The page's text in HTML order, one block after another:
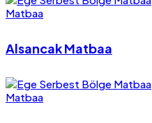
Matbaa
Alsancak Matbaa
Matbaa